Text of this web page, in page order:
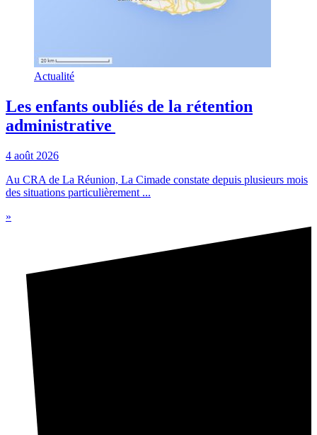
Actualité
Les enfants oubliés de la rétention
administrative
4 août 2026
Au CRA de La Réunion, La Cimade constate depuis plusieurs mois
des situations particulièrement ...
»